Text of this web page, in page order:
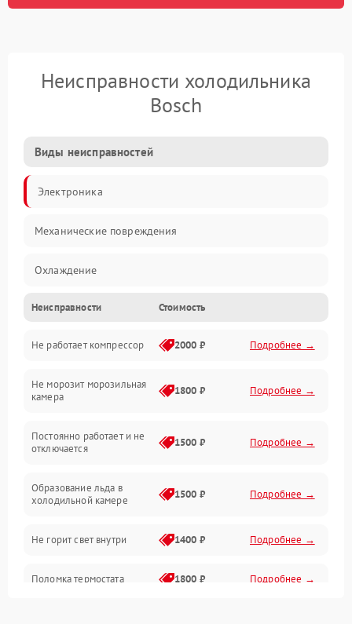
Неисправности холодильника
Bosch
Виды неисправностей
Электроника
Механические повреждения
Охлаждение
Механика
Электропитание
Дренаж
Неисправности Стоимость
Не работает компрессор 2000 ₽ Подробнее →
Не морозит морозильная
камера
1800 ₽ Подробнее →
Постоянно работает и не
отключается
1500 ₽ Подробнее →
Образование льда в
холодильной камере
1500 ₽ Подробнее →
Не горит свет внутри 1400 ₽ Подробнее →
Поломка термостата 1800 ₽ Подробнее →